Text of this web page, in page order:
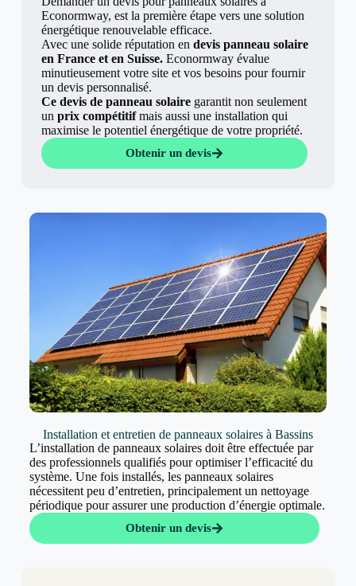
Econormway, est la première étape vers une solution
énergétique renouvelable efficace.
Avec une solide réputation en devis panneau solaire
en France et en Suisse.Econormway évalue
minutieusement votre site et vos besoins pour fournir
un devis personnalisé.
Ce devis de panneau solairegarantit non seulement
un prix compétitifmais aussi une installation qui
maximise le potentiel énergétique de votre propriété.
Obtenir un devis
Installation et entretien de panneaux solaires à Bassins
L’installation de panneaux solaires doit être effectuée par
des professionnels qualifiés pour optimiser l’efficacité du
système. Une fois installés, les panneaux solaires
nécessitent peu d’entretien, principalement un nettoyage
périodique pour assurer une production d’énergie optimale.
Obtenir un devis